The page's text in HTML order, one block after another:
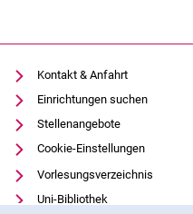
Kontakt & Anfahrt
Einrichtungen suchen
Stellenangebote
Cookie-Einstellungen
Vorlesungsverzeichnis
Uni-Bibliothek